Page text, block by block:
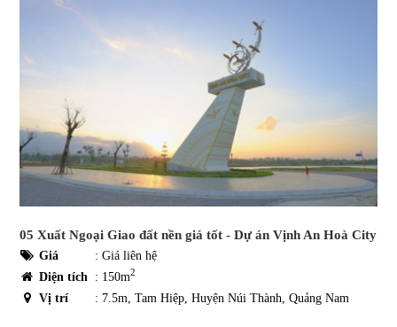
05 Xuất Ngoại Giao đất nền giá tốt - Dự án Vịnh An Hoà City
Giá : Giá liên hệ
Diện tích
: 150m2
Vị trí : 7.5m, Tam Hiệp, Huyện Núi Thành, Quảng Nam